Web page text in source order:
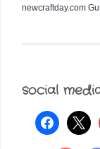
newcraftday.com
social